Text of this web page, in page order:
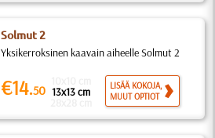
Solmut 2
Yksikerroksinen kaavain aiheelle Solmut 2
€14.50 13x13 cm
LISÄÄ KOKOJA,
MUUT OPTIOT